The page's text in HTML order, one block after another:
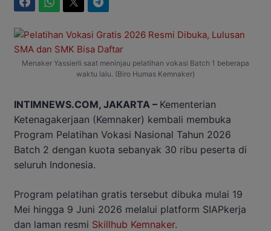
Menaker Yassierli saat meninjau pelatihan vokasi Batch 1 beberapa
waktu lalu. (Biro Humas Kemnaker)
INTIMNEWS.COM, JAKARTA – Kementerian
Ketenagakerjaan (Kemnaker) kembali membuka
Program Pelatihan Vokasi Nasional Tahun 2026
Batch 2 dengan kuota sebanyak 30 ribu peserta di
seluruh Indonesia.
Program pelatihan gratis tersebut dibuka mulai 19
Mei hingga 9 Juni 2026 melalui platform SIAPkerja
dan laman resmi Skillhub Kemnaker.